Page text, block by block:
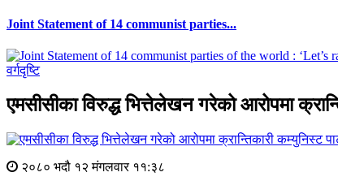
Joint Statement of 14 communist parties...
वर्गदृष्टि
एमसीसीका विरुद्ध भित्तेलेखन गरेको आरोपमा
२०८० भदौ १२ मंगलवार ११:३८